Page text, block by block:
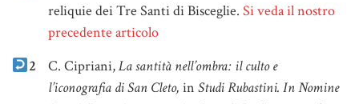
reliquie dei Tre Santi di Bisceglie. Si veda il nostro
precedente articolo
2
C. Cipriani,La santità nell’ombra: il culto e
l’iconografia di San Cleto, in Studi Rubastini. In Nomine